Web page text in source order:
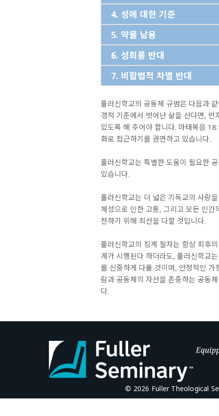
4. 성에 대한 기준
5. 약물 남용
6. 성희롱 반대
7. 비합법적 차별 반대
풀러신학교의 공동체 규범은 다음과
경적 기준에서 벗어난 삶을 산다면,
있도록 해 주어야 합니다. 마태복음
화로 접근하기를 권면하고 있습니다.
풀러신학교는 특별한 도움이 필요한
있습니다.
풀러신학교는 더 넓은 기독교의 사랑
체성으로 인한 고통, 그리고 모든 인
천하기 위해 최선을 다할 것입니다.
풀러신학교의 징계 절차는 항상 최후
계가 시행된다 하더라도, 풀러신학교
를 신중하게 다룰 것이며, 안정적인
람과 공동체의 자산을 존중하는 공동
다.
© 2026 Fuller Theological